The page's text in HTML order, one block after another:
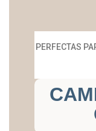
PERFECTAS